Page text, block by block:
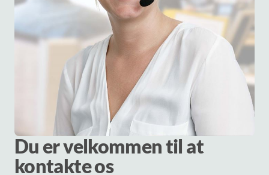
Du er velkommen til at
kontakte os